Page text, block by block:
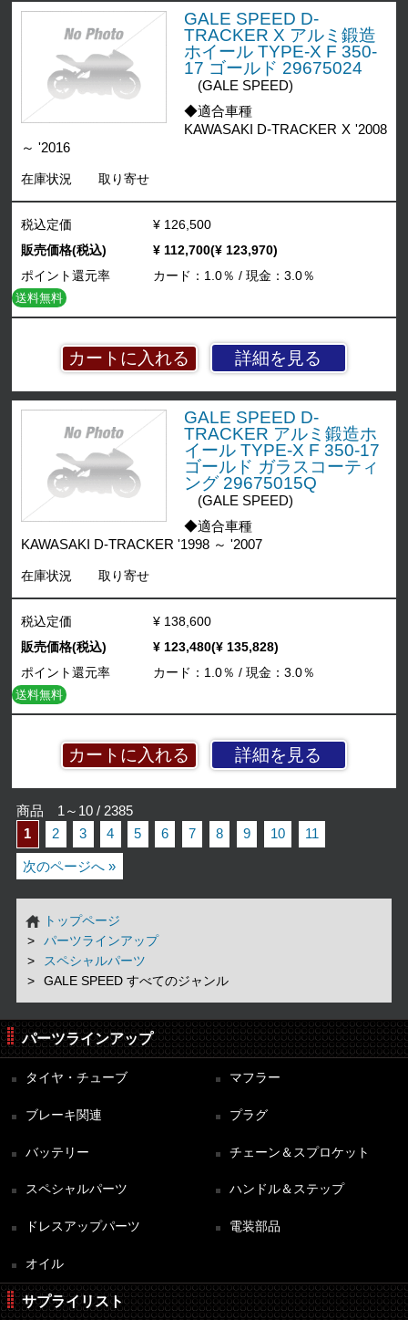
GALE SPEED D-
TRACKER X アルミ鍛造
ホイール TYPE-X F 350-
17 ゴールド 29675024
(GALE SPEED)
◆適合車種
KAWASAKI D-TRACKER X '2008
～ '2016
在庫状況 取り寄せ
詳細を見る
税込定価
¥ 126,500
販売価格(税込)
¥ 112,700(¥ 123,970)
ポイント還元率
カード：1.0％ / 現金：3.0％
送料無料
GALE SPEED D-
TRACKER アルミ鍛造ホ
イール TYPE-X F 350-17
ゴールド ガラスコーティ
ング 29675015Q
(GALE SPEED)
◆適合車種
KAWASAKI D-TRACKER '1998 ～ '2007
在庫状況 取り寄せ
詳細を見る
税込定価
¥ 138,600
販売価格(税込)
¥ 123,480(¥ 135,828)
ポイント還元率
カード：1.0％ / 現金：3.0％
送料無料
商品 1～10 / 2385
1
2 3 4 5 6 7 8 9 10 11
次のページへ »
トップページ
パーツラインアップ
スペシャルパーツ
GALE SPEED すべてのジャンル
パーツラインアップ
タイヤ・チューブ マフラー
ブレーキ関連 プラグ
バッテリー チェーン＆スプロケット
スペシャルパーツ ハンドル＆ステップ
ドレスアップパーツ 電装部品
オイル
サプライリスト